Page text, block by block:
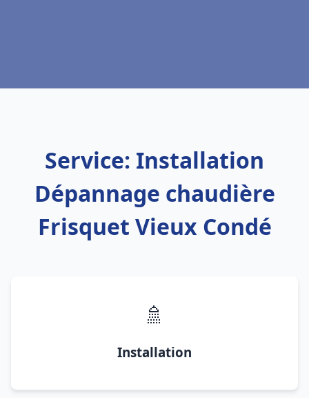
Service: Installation
Dépannage chaudière
Frisquet Vieux Condé
🚿
Installation